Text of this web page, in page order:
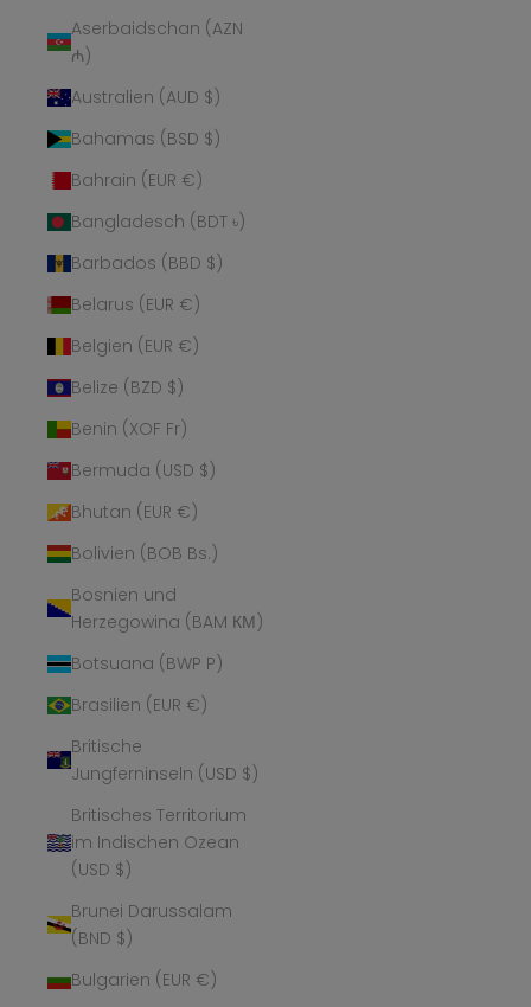
Aserbaidschan (AZN
₼)
Australien (AUD $)
Bahamas (BSD $)
Bahrain (EUR €)
Bangladesch (BDT ৳)
Barbados (BBD $)
Belarus (EUR €)
Belgien (EUR €)
Belize (BZD $)
Benin (XOF Fr)
Bermuda (USD $)
Bhutan (EUR €)
Bolivien (BOB Bs.)
Bosnien und
Herzegowina (BAM КМ)
Botsuana (BWP P)
Brasilien (EUR €)
Britische
Jungferninseln (USD $)
Britisches Territorium
im Indischen Ozean
(USD $)
Brunei Darussalam
(BND $)
Bulgarien (EUR €)